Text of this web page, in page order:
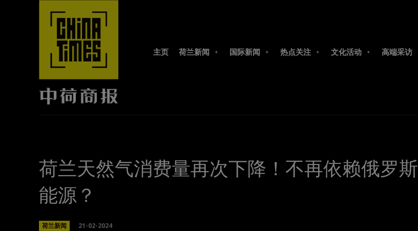
主页 荷兰新闻 国际新闻 热点关注 文化活动 高端采访
荷兰天然气消费量再次下降！不再依赖俄罗斯
能源？
荷兰新闻 21-02-2024